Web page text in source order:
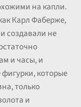
на капли.
Карл Фаберже,
создавали не
и часы, и
которые
только
и